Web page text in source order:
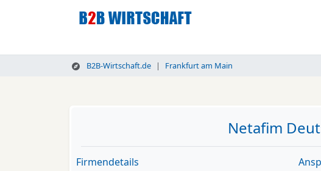
B2B-Wirtschaft.de Frankfurt am Main
Netafim
Firmendetails